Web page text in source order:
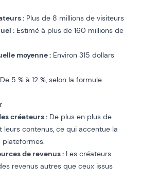
: Plus de 8 millions de visiteurs
: Estimé à plus de 160 millions de
moyenne : Environ 315 dollars
De 5 % à 12 %, selon la formule
créateurs : De plus en plus de
leurs contenus, ce qui accentue la
plateformes.
de revenus : Les créateurs
revenus autres que ceux issus